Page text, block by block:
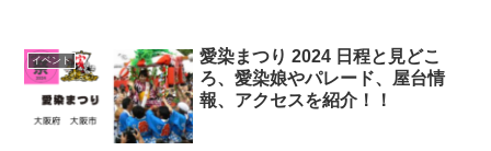
イベント
愛染まつり 2024 日程と見どこ
ろ、愛染娘やパレード、屋台情
報、アクセスを紹介！！